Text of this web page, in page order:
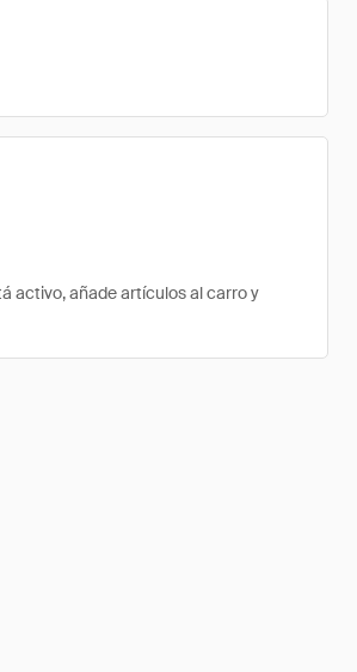
activo, añade artículos al carro y